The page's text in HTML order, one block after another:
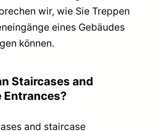
wir, wie Sie Treppen
eines Gebäudes
können.
Staircases and
Entrances?
and staircase